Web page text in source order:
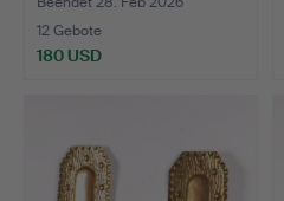
12 Gebote
180 USD